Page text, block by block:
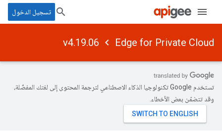
تسجيل الدخول
Edge for Private Cloud
v4.19.06
تستخدم Google تكنولوجيا الذكاء الاصطناعي لترجمة المحتوى إلى لغتك المفضّلة،
وقد تتضمّن بعض الأخطاء.